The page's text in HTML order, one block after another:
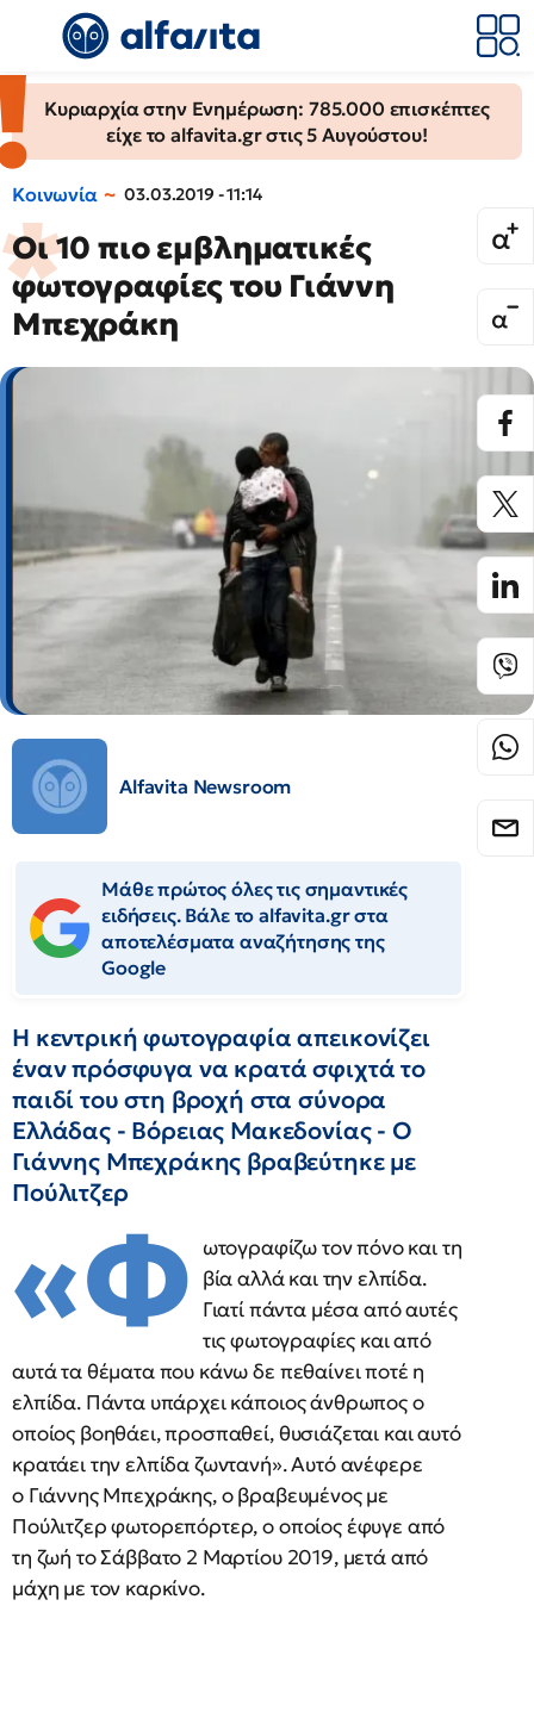
Κυριαρχία στην Ενημέρωση: 785.000 επισκέπτες
είχε το alfavita.gr στις 5 Αυγούστου!
Κοινωνία 03.03.2019 - 11:14
Οι 10 πιο εμβληματικές
φωτογραφίες του Γιάννη
Μπεχράκη
Alfavita Newsroom
Μάθε πρώτος όλες τις σημαντικές
ειδήσεις. Βάλε το alfavita.gr στα
αποτελέσματα αναζήτησης της
Google
Η κεντρική φωτογραφία απεικονίζει
έναν πρόσφυγα να κρατά σφιχτά το
παιδί του στη βροχή στα σύνορα
Ελλάδας - Βόρειας Μακεδονίας - Ο
Γιάννης Μπεχράκης βραβεύτηκε με
Πούλιτζερ
«Φ ωτογραφίζω τον πόνο και τη
βία αλλά και την ελπίδα.
Γιατί πάντα μέσα από αυτές
τις φωτογραφίες και από
αυτά τα θέματα που κάνω δε πεθαίνει ποτέ η
ελπίδα. Πάντα υπάρχει κάποιος άνθρωπος ο
οποίος βοηθάει, προσπαθεί, θυσιάζεται και αυτό
κρατάει την ελπίδα ζωντανή». Αυτό ανέφερε
ο Γιάννης Μπεχράκης, ο βραβευμένος με
Πούλιτζερ φωτορεπόρτερ, ο οποίος έφυγε από
τη ζωή το Σάββατο 2 Μαρτίου 2019, μετά από
μάχη με τον καρκίνο.